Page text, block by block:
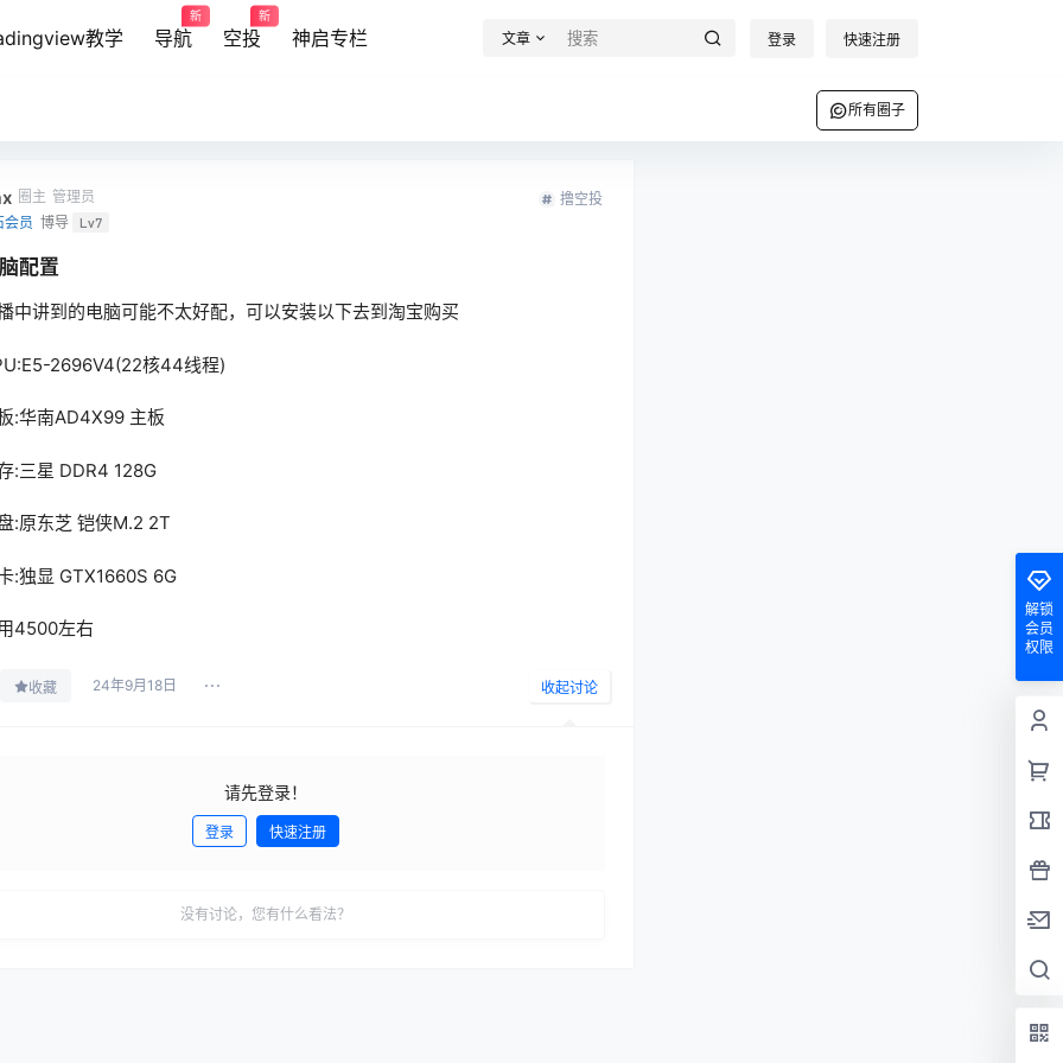
教学 导航
新
空投
新
神启专栏 文章 登录 快速注册
所有圈子
圈主 管理员
会员 博导 Lv7
撸空投
配置
中讲到的电脑可能不太好配，可以安装以下去到淘宝购买
2696V4(22核44线程)
:华南AD4X99 主板
:三星 DDR4 128G
:原东芝 铠侠M.2 2T
:独显 GTX1660S 6G
4500左右
收藏 24年9月18日 收起讨论
请先登录！
登录 快速注册
没有讨论，您有什么看法？
解锁
会员
权限